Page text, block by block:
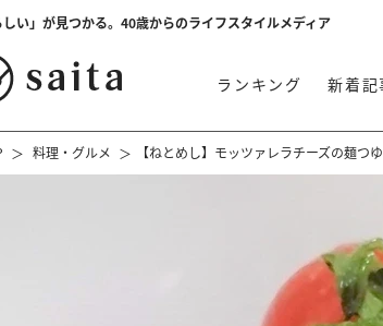
しい」が見つかる。40歳からのライフスタイルメディア
ランキング 新着記
料理・グルメ 【ねとめし】モッツァレラチーズの麺つ